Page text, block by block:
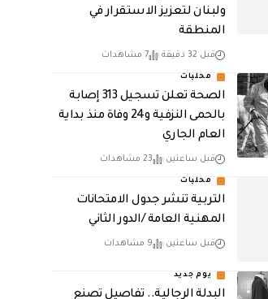
ولبنان لتعزيز الاستقرار في
المنطقة
قبل 32 دقيقة 7 مشاهدات
محليات
الصحة تعلن تسجيل 313 إصابة
بالحمى النزفية و24 وفاة منذ بداية
العام الجاري
قبل ساعتين 23 مشاهدات
محليات
التربية تنشر جدول الامتحانات
المهنية العامة /الدور الثاني
قبل ساعتين 9 مشاهدات
يوم جديد
البدلة الرجالية.. تفاصيل تصنع